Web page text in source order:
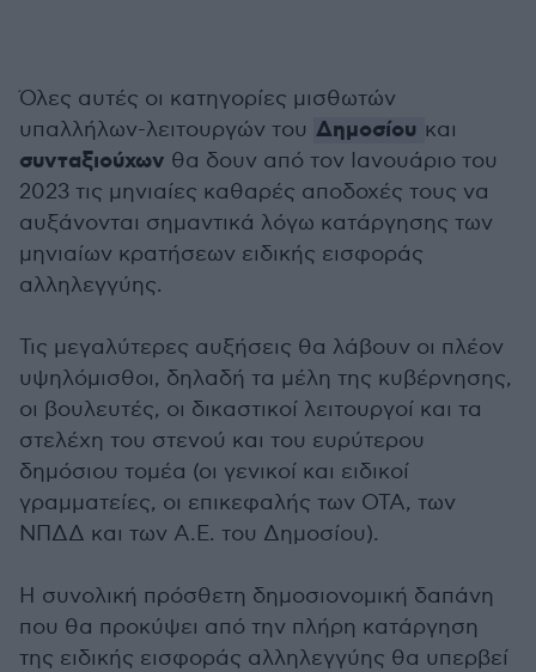
Όλες αυτές οι κατηγορίες μισθωτών
υπαλλήλων-λειτουργών του Δημοσίου και
συνταξιούχων θα δουν από τον Ιανουάριο του
2023 τις μηνιαίες καθαρές αποδοχές τους να
αυξάνονται σημαντικά λόγω κατάργησης των
μηνιαίων κρατήσεων ειδικής εισφοράς
αλληλεγγύης.
Τις μεγαλύτερες αυξήσεις θα λάβουν οι πλέον
υψηλόμισθοι, δηλαδή τα μέλη της κυβέρνησης,
οι βουλευτές, οι δικαστικοί λειτουργοί και τα
στελέχη του στενού και του ευρύτερου
δημόσιου τομέα (οι γενικοί και ειδικοί
γραμματείες, οι επικεφαλής των ΟΤΑ, των
ΝΠΔΔ και των Α.Ε. του Δημοσίου).
Η συνολική πρόσθετη δημοσιονομική δαπάνη
που θα προκύψει από την πλήρη κατάργηση
της ειδικής εισφοράς αλληλεγγύης θα υπερβεί